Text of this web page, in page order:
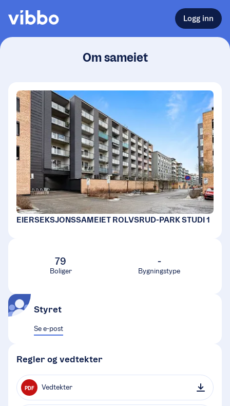
Logg inn
Om sameiet
EIERSEKSJONSSAMEIET ROLVSRUD-PARK STUDI 1
79
Boliger
-
Bygningstype
Styret
Se e-post
Regler og vedtekter
PDF Vedtekter